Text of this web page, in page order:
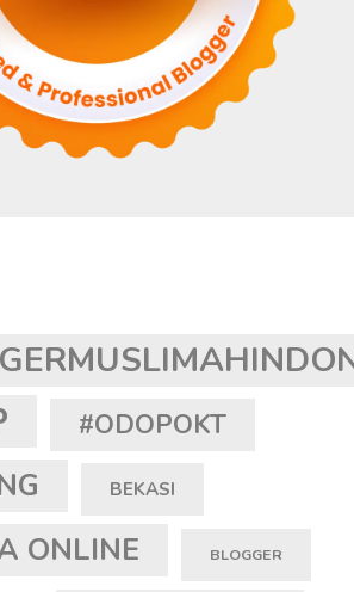
#ODOPOKT
BEKASI
ONLINE BLOGGER